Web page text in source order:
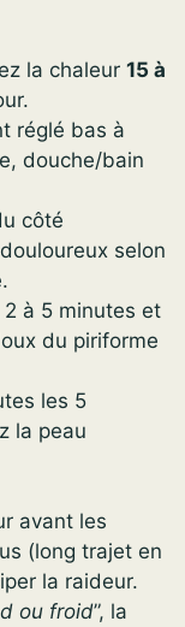
la chaleur 15 à
réglé bas à
douche/bain
côté
selon
2 à 5 minutes et
du piriforme
les 5
la peau
avant les
(long trajet en
la raideur.
ou froid”, la